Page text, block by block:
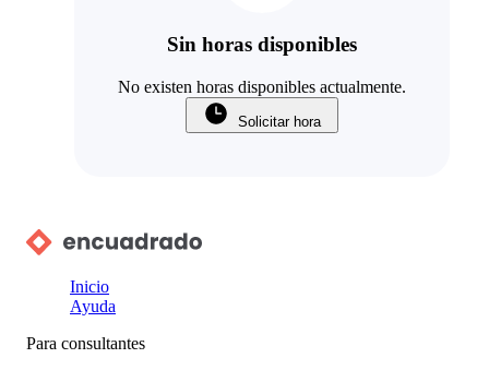
Sin horas disponibles
No existen horas disponibles actualmente.
Solicitar hora
Inicio
Ayuda
Para consultantes